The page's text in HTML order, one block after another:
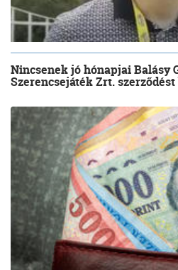
Nincsenek jó hónapjai Balásy
Szerencsejáték Zrt.